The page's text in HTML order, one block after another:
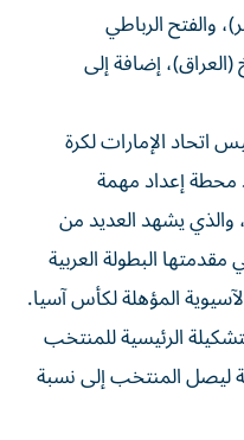
والفتح الرباطي
إضافة إلى
اتحاد الإمارات لكرة
محطة إعداد مهمة
والذي يشهد العديد من
البطولة العربية
المؤهلة لكأس آسيا.
التشكيلة الرئيسية للمنتخب
ليصل المنتخب إلى نسبة